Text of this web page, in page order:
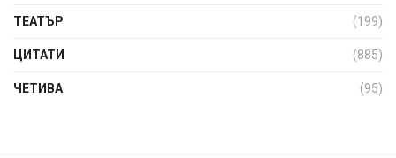
ТЕАТЪР (199)
ЦИТАТИ (885)
ЧЕТИВА (95)